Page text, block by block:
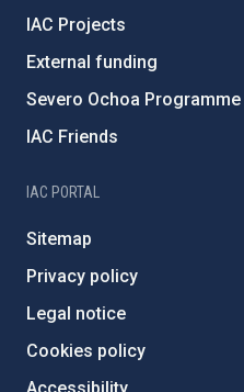
IAC Projects
External funding
Severo Ochoa Programme
IAC Friends
IAC PORTAL
Sitemap
Privacy policy
Legal notice
Cookies policy